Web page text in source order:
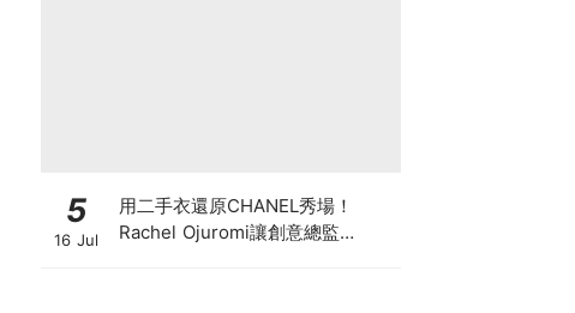
5
16 Jul
用二手衣還原CHANEL秀場！
Rachel Ojuromi讓創意總監